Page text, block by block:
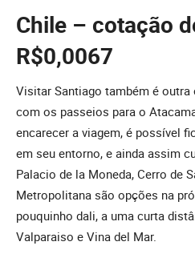
Chile – cotação
R$0,0067
Visitar Santiago também é
com os passeios para o
encarecer a viagem, é possível
em seu entorno, e ainda assim
Palacio de la Moneda, Cerro de
Metropolitana são opções na
pouquinho dali, a uma curta
Valparaiso e Vina del Mar.